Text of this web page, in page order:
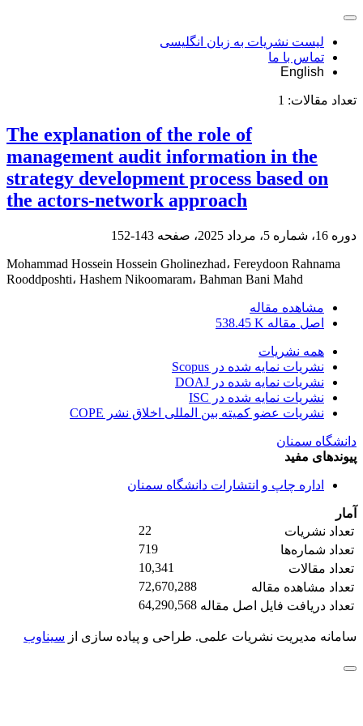
لیست نشریات به زبان انگلیسی
تماس با ما
English
تعداد مقالات: 1
The explanation of the role of
management audit information in the
strategy development process based on
the actors-network approach
دوره 16، شماره 5، مرداد 2025، صفحه 143-152
Mohammad Hossein Hossein Gholinezhad، Fereydoon Rahnama
Rooddposhti، Hashem Nikoomaram، Bahman Bani Mahd
مشاهده مقاله
اصل مقاله 538.45 K
همه نشریات
نشریات نمایه شده در Scopus
نشریات نمایه شده در DOAJ
نشریات نمایه شده در ISC
نشریات عضو کمیته بین المللی اخلاق نشر COPE
دانشگاه سمنان
پیوندهای مفید
اداره چاپ و انتشارات دانشگاه سمنان
آمار
تعداد نشریات
22
تعداد شماره‌ها
719
تعداد مقالات
10,341
تعداد مشاهده مقاله
72,670,288
تعداد دریافت فایل اصل مقاله 64,290,568
سامانه مدیریت نشریات علمی. طراحی و پیاده سازی از سیناوب